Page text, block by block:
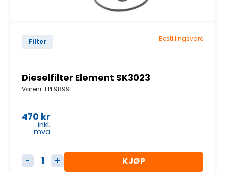
Filter Bestillingsvare
Dieselfilter Element SK3023
Varenr. FPF9899
470 kr
inkl.
mva
Dieselfilter Element SK3023 antall
KJØP